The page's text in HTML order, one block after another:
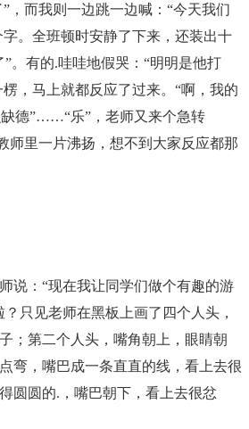
，而我则一边跳一边喊：“今天我们
。全班顿时安静了下来，还装出十
。有的.哇哇地假哭：“明明是他打
，马上就都反应了过来。“啊，我的
缺德”……“乐”，老师又来个急转
里一片沸扬，想不到大家反应都那
：“现在我让同学们做个有趣的游
只见老师在黑板上画了四个人头，
；第二个人头，嘴角朝上，眼睛朝
弯，嘴巴成一条直直的线，看上去很
圆圆的.，嘴巴朝下，看上去很忿